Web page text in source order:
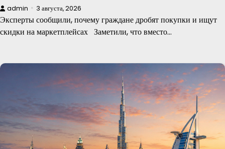
admin 3 августа, 2026
Эксперты сообщили, почему граждане дробят покупки и ищут
скидки на маркетплейсах Заметили, что вместо…